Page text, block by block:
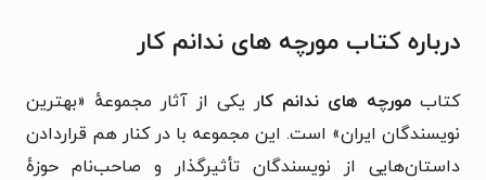
درباره کتاب مورچه های ندانم کار
کتاب مورچه های ندانم کار یکی از آثار مجموعه‌ٔ «بهترین
نویسندگان ایران» است. این مجموعه با در کنار هم قراردادن
داستان‌هایی از نویسندگان تأثیرگذار و صاحب‌نام حوزهٔ